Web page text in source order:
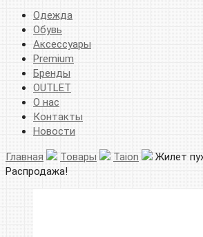
Одежда
Обувь
Аксессуары
Premium
Бренды
OUTLET
О нас
Контакты
Новости
Главная Товары Taion
Жилет
Распродажа!